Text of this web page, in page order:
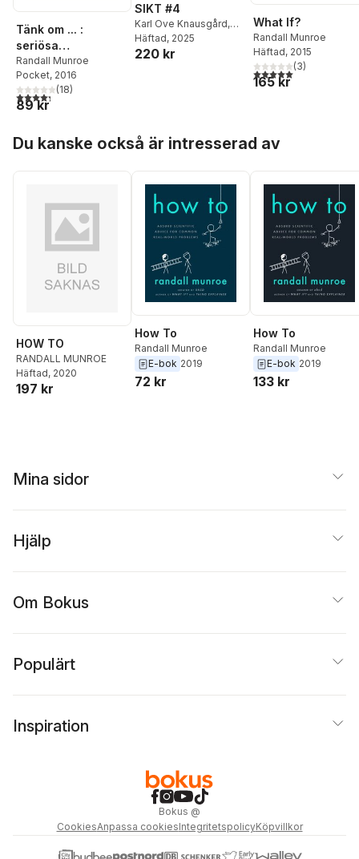
Tänk om ... :
seriösa
vetenskapliga svar
på absurda
hypotetiska frågor
Randall Munroe
Pocket, 2016
4,3utav 5 stjärnor. Totalt antal röster:
(18)
89 kr
SIKT #4
Karl Ove Knausgård,
Elizabeth Kolbert
Johan Olsson
David Larsson
Johnson,Isaac Asimov
John D. Rockefeller
Mats Alvesson
Häftad, 2025
220 kr
What If?
Randall Munroe
Häftad, 2015
5,0utav 5 stjärnor.
(3)
165 kr
Du kanske också är intresserad av
HOW TO
RANDALL MUNROE
Häftad, 2020
197 kr
How To
Randall Munroe
E-bok 2019
72 kr
How To
Randall Munroe
E-bok 2019
133 kr
Mina sidor
Hjälp
Om Bokus
Populärt
Inspiration
Bokus @
CookiesAnpassa cookiesIntegritetspolicyKöpvillkor